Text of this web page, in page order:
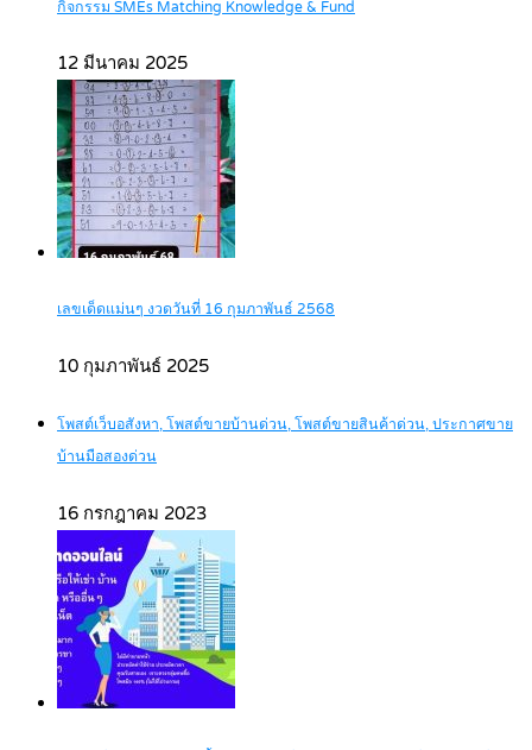
กิจกรรม SMEs Matching Knowledge & Fund
12 มีนาคม 2025
เลขเด็ดแม่นๆ งวดวันที่ 16 กุมภาพันธ์ 2568
10 กุมภาพันธ์ 2025
โพสต์เว็บอสังหา, โพสต์ขายบ้านด่วน, โพสต์ขายสินค้าด่วน, ประกาศขาย
บ้านมือสองด่วน
16 กรกฎาคม 2023